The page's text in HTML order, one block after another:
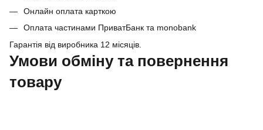
Онлайн оплата карткою
Оплата частинами ПриватБанк та monobank
Гарантія від виробника 12 місяців.
Умови обміну та повернення
товару